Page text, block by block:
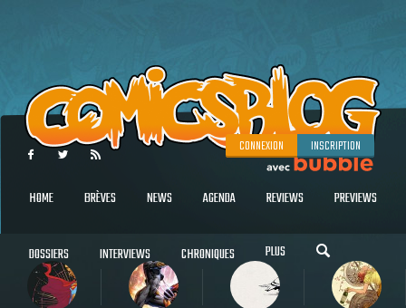
CONNEXION INSCRIPTION
HOME BRÈVES NEWS AGENDA REVIEWS PREVIEWS
DOSSIERS INTERVIEWS CHRONIQUES PLUS